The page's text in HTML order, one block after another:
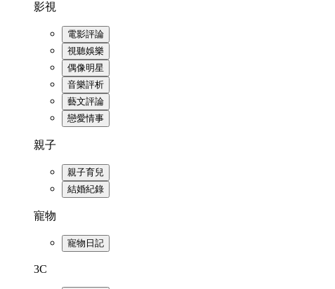
影視
電影評論
視聽娛樂
偶像明星
音樂評析
藝文評論
戀愛情事
親子
親子育兒
結婚紀錄
寵物
寵物日記
3C